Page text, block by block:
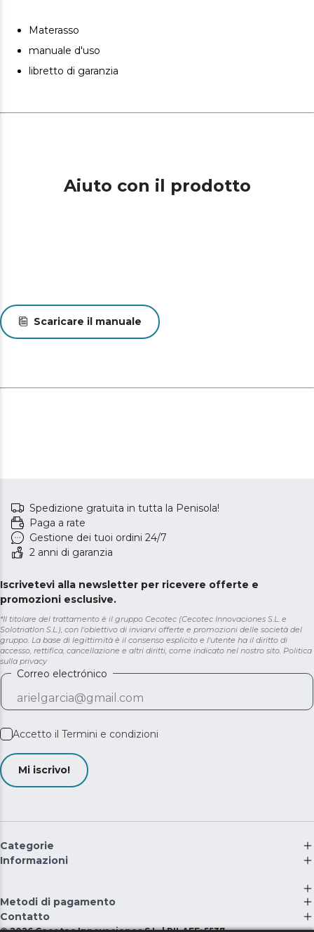
trasporto a casa tua nelle migliori condizioni.
Materasso
manuale d'uso
libretto di garanzia
Aiuto con il prodotto
Scaricare il manuale
Spedizione gratuita in tutta la Penisola!
Paga a rate
Gestione dei tuoi ordini 24/7
2 anni di garanzia
Iscrivetevi alla newsletter per ricevere offerte e
promozioni esclusive.
*Il titolare del trattamento è il gruppo Cecotec (Cecotec Innovaciones S.L. e
Solotriatlon S.L.), con l'obiettivo di inviarvi offerte e promozioni delle società del
gruppo. La base di legittimità è il consenso esplicito e l'utente ha il diritto di
accesso, rettifica, cancellazione e altri diritti, come indicato nel nostro sito. Politica
sulla privacy
Correo electrónico
Accetto il Termini e condizioni
Mi iscrivo!
Categorie
Informazioni
Metodi di pagamento
Contatto